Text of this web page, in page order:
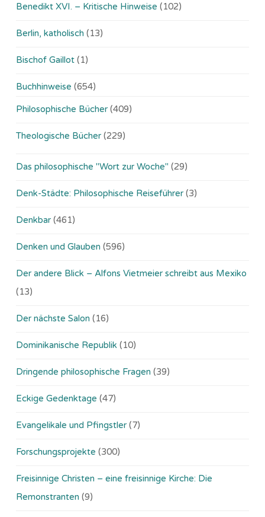
Benedikt XVI. – Kritische Hinweise (102)
Berlin, katholisch (13)
Bischof Gaillot (1)
Buchhinweise (654)
Philosophische Bücher (409)
Theologische Bücher (229)
Das philosophische "Wort zur Woche" (29)
Denk-Städte: Philosophische Reiseführer (3)
Denkbar (461)
Denken und Glauben (596)
Der andere Blick – Alfons Vietmeier schreibt aus Mexiko
(13)
Der nächste Salon (16)
Dominikanische Republik (10)
Dringende philosophische Fragen (39)
Eckige Gedenktage (47)
Evangelikale und Pfingstler (7)
Forschungsprojekte (300)
Freisinnige Christen – eine freisinnige Kirche: Die
Remonstranten (9)